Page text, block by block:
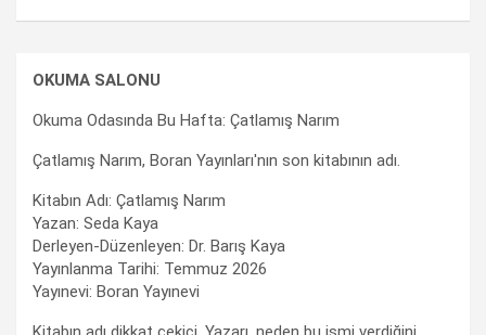
OKUMA SALONU
Okuma Odasında Bu Hafta: Çatlamış Narım
Çatlamış Narım, Boran Yayınları'nın son kitabının adı.
Kitabın Adı: Çatlamış Narım
Yazan: Seda Kaya
Derleyen-Düzenleyen: Dr. Barış Kaya
Yayınlanma Tarihi: Temmuz 2026
Yayınevi: Boran Yayınevi